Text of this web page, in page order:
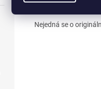
Nejedná se o